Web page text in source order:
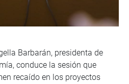
Barbarán, presidenta de
conduce la sesión que
recaído en los proyectos